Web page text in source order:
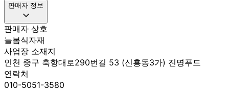
판매자 정보
판매자 상호
늘봄식자재
사업장 소재지
인천 중구 축항대로290번길 53 (신흥동3가) 진명푸드
연락처
010-5051-3580